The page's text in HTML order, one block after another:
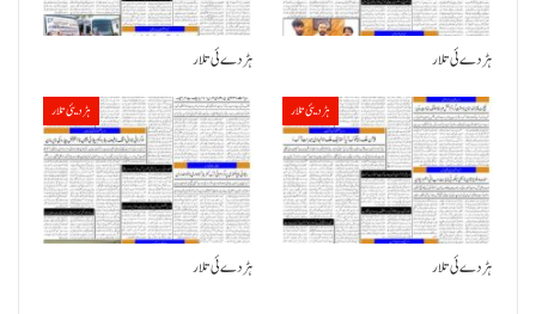
ہڑدے ئی تلار ہڑدے ئی تلار
ہڑدیئی تلار
ہڑدے ئی تلار
ہڑدیئی تلار
ہڑدے ئی تلار